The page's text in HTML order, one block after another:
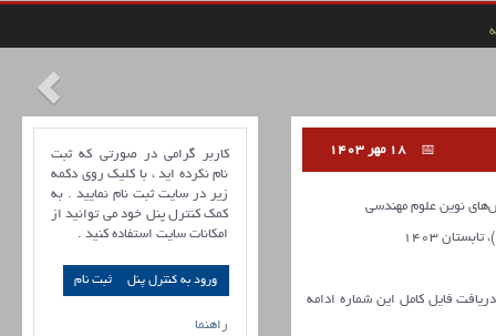
18 مهر 1403
نوین علوم مهندسی
فایل کامل این شماره ادامه
کاربر گرامی در صورتی که ثبت
نام نکرده اید ، با کلیک روی دکمه
زیر در سایت ثبت نام نمایید . به
کمک کنترل پنل خود می توانید از
امکانات سایت استفاده کنید .
ورود به کنترل پنل
راهنما